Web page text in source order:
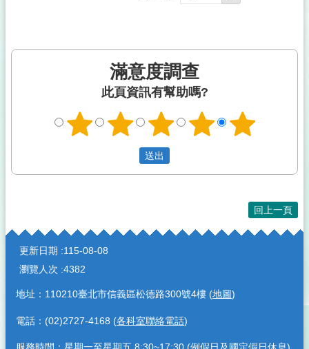
滿意度調查
此頁資訊有幫助嗎?
回上一頁
:::
更新日期
115-08-08
瀏覽人次 4382
地址：110210臺北市信義區松德路300號4樓 (地圖)
電話：(02)2727-4168 (各科室聯絡電話)